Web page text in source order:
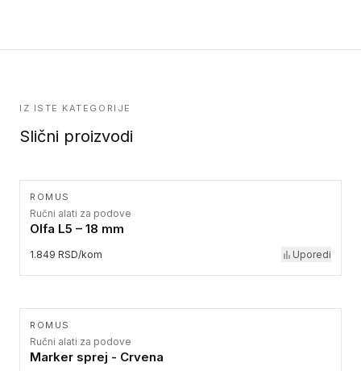
IZ ISTE KATEGORIJE
Slični proizvodi
ROMUS
Ručni alati za podove
Olfa L5 – 18 mm
1.849 RSD/kom Uporedi
ROMUS
Ručni alati za podove
Marker sprej - Crvena